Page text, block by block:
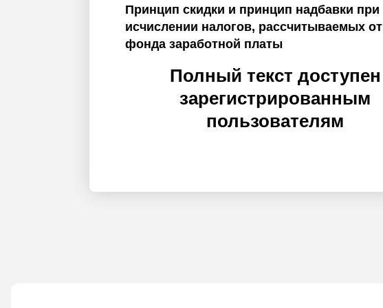
Принцип скидки и принцип надбавки при
исчислении налогов, рассчитываемых от
фонда заработной платы
Полный текст доступен
зарегистрированным
пользователям